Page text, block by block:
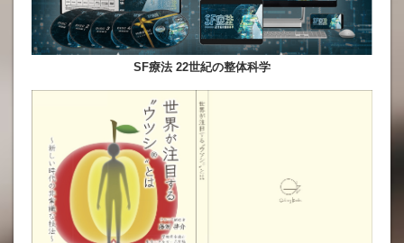
SF療法 22世紀の整体科学